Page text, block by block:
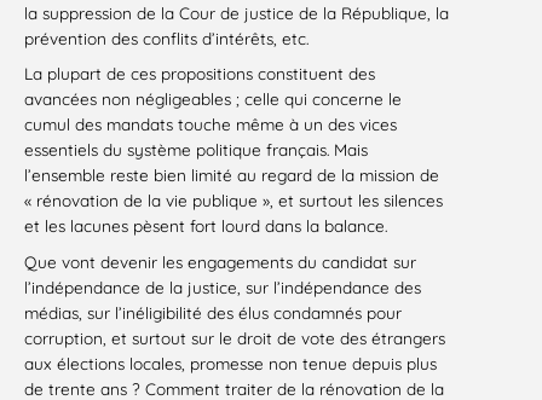
la suppression de la Cour de justice de la République, la
prévention des conflits d’intérêts, etc.
La plupart de ces propositions constituent des
avancées non négligeables ; celle qui concerne le
cumul des mandats touche même à un des vices
essentiels du système politique français. Mais
l’ensemble reste bien limité au regard de la mission de
« rénovation de la vie publique », et surtout les silences
et les lacunes pèsent fort lourd dans la balance.
Que vont devenir les engagements du candidat sur
l’indépendance de la justice, sur l’indépendance des
médias, sur l’inéligibilité des élus condamnés pour
corruption, et surtout sur le droit de vote des étrangers
aux élections locales, promesse non tenue depuis plus
de trente ans ? Comment traiter de la rénovation de la